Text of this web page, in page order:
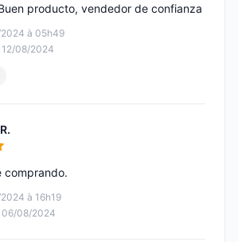
à 05h49
12/08/2024
producto, vendedor de confianza
à 16h19
06/08/2024
comprando.